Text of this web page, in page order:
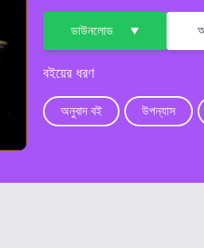
ডাউনলোড
বইয়ের ধরণ
অনুবাদ বই উপন্যাস